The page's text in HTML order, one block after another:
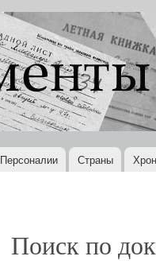
Персоналии Страны
Поиск по